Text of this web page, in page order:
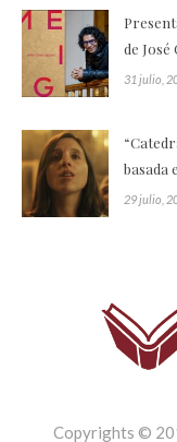
de
31 julio,
basada
29 julio,
Copyrights ©